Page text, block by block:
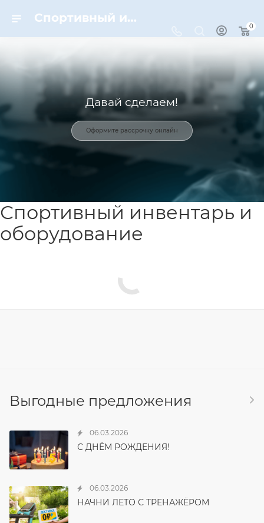
Спортивный инвентарь и оборудование для спорта в Москве | Dynamic-Sport
0
Давай сделаем!
Оформите рассрочку онлайн
Спортивный инвентарь и
оборудование
Выгодные предложения
06.03.2026
С ДНЁМ РОЖДЕНИЯ!
06.03.2026
НАЧНИ ЛЕТО С ТРЕНАЖЁРОМ